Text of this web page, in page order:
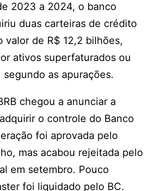
2023 a 2024, o banco
duas carteiras de crédito
valor de R$ 12,2 bilhões,
ativos superfaturados ou
as apurações.
chegou a anunciar a
o controle do Banco
foi aprovada pelo
mas acabou rejeitada pelo
em setembro. Pouco
foi liquidado pelo BC.